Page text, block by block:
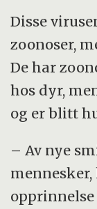
Disse
zoonoser,
De har
hos dyr,
og er blitt
– Av nye